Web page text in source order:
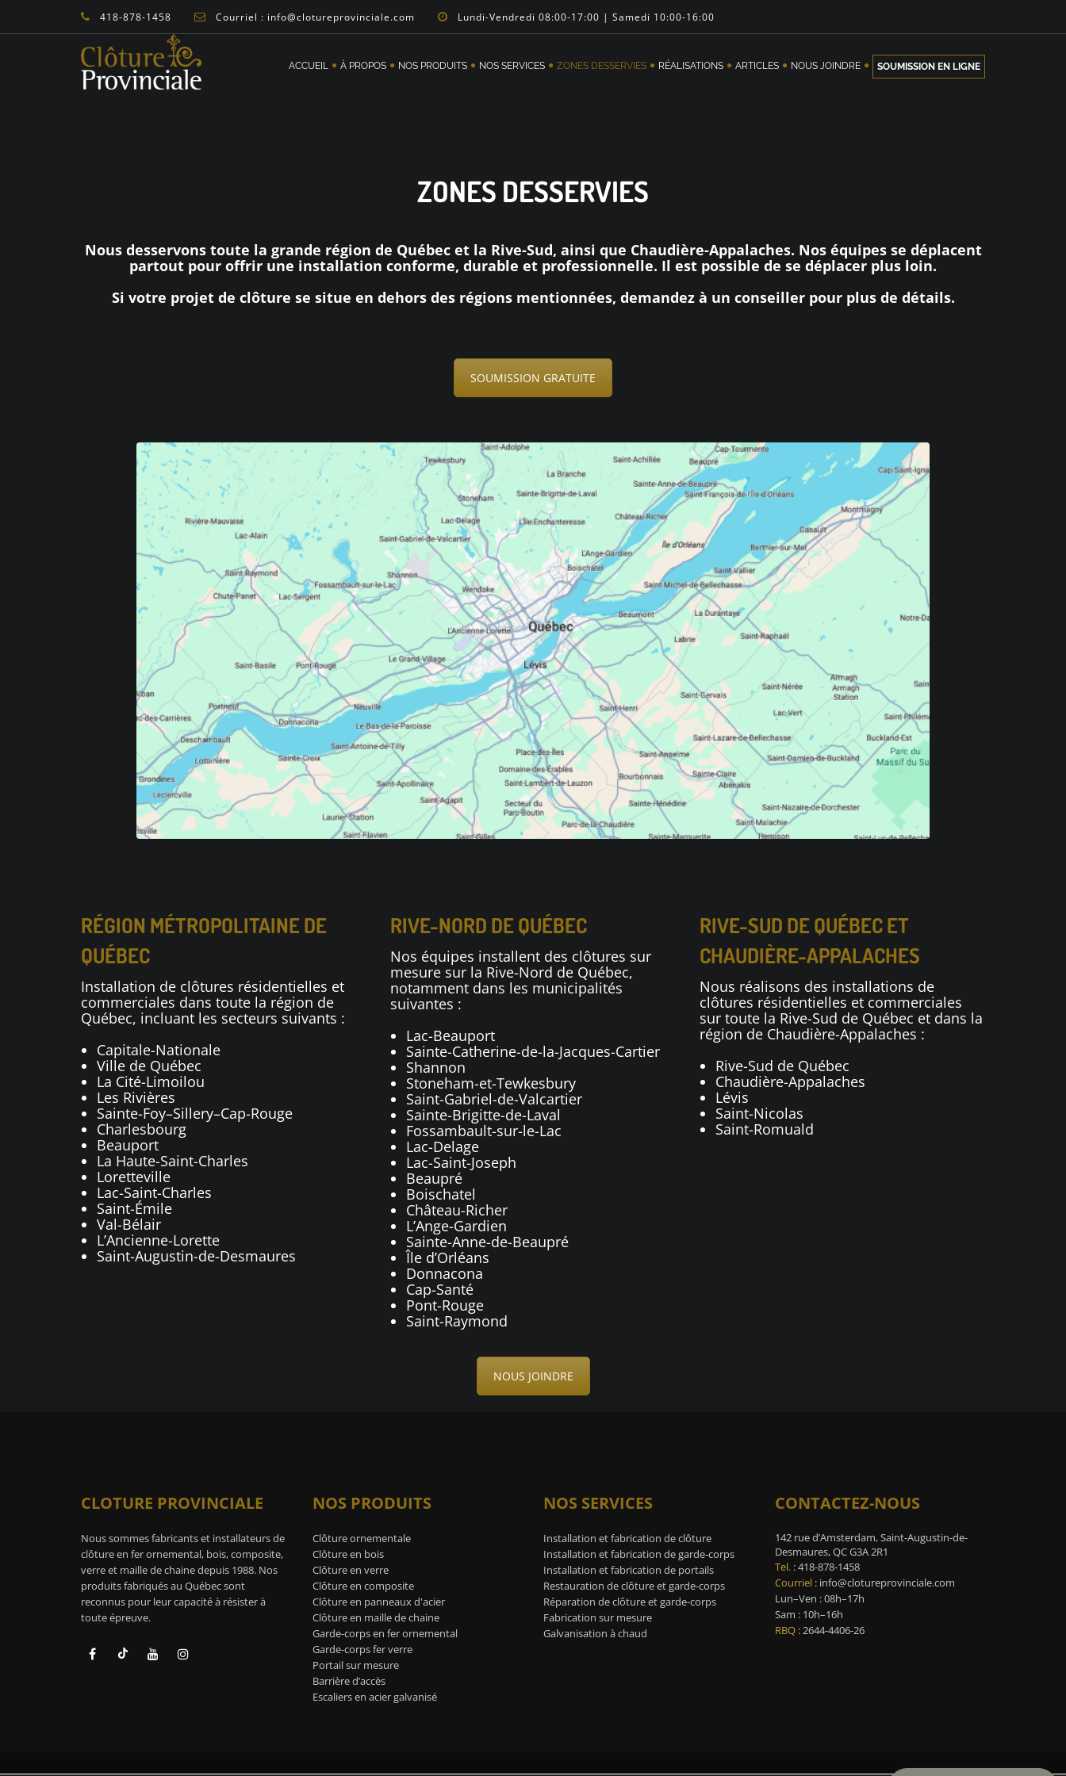
418-878-1458 Courriel : info@clotureprovinciale.com Lundi-Vendredi 08:00-17:00 | Samedi 10:00-16:00
ACCUEIL À PROPOS NOS PRODUITS NOS SERVICES ZONES DESSERVIES RÉALISATIONS ARTICLES NOUS JOINDRE SOUMISSION EN LIGNE
ZONES DESSERVIES
Nous desservons toute la grande région de Québec et la Rive-Sud, ainsi que Chaudière-Appalaches. Nos équipes se déplacent
partout pour offrir une installation conforme, durable et professionnelle. Il est possible de se déplacer plus loin.
Si votre projet de clôture se situe en dehors des régions mentionnées, demandez à un conseiller pour plus de détails.
SOUMISSION GRATUITE
RÉGION MÉTROPOLITAINE DE
QUÉBEC
Installation de clôtures résidentielles et
commerciales dans toute la région de
Québec, incluant les secteurs suivants :
Capitale-Nationale
Ville de Québec
La Cité-Limoilou
Les Rivières
Sainte-Foy–Sillery–Cap-Rouge
Charlesbourg
Beauport
La Haute-Saint-Charles
Loretteville
Lac-Saint-Charles
Saint-Émile
Val-Bélair
L’Ancienne-Lorette
Saint-Augustin-de-Desmaures
RIVE-NORD DE QUÉBEC
Nos équipes installent des clôtures sur
mesure sur la Rive-Nord de Québec,
notamment dans les municipalités
suivantes :
Lac-Beauport
Sainte-Catherine-de-la-Jacques-Cartier
Shannon
Stoneham-et-Tewkesbury
Saint-Gabriel-de-Valcartier
Sainte-Brigitte-de-Laval
Fossambault-sur-le-Lac
Lac-Delage
Lac-Saint-Joseph
Beaupré
Boischatel
Château-Richer
L’Ange-Gardien
Sainte-Anne-de-Beaupré
Île d’Orléans
Donnacona
Cap-Santé
Pont-Rouge
Saint-Raymond
RIVE-SUD DE QUÉBEC ET
CHAUDIÈRE-APPALACHES
Nous réalisons des installations de
clôtures résidentielles et commerciales
sur toute la Rive-Sud de Québec et dans la
région de Chaudière-Appalaches :
Rive-Sud de Québec
Chaudière-Appalaches
Lévis
Saint-Nicolas
Saint-Romuald
NOUS JOINDRE
CLOTURE PROVINCIALE
Nous sommes fabricants et installateurs de
clôture en fer ornemental, bois, composite,
verre et maille de chaine depuis 1988. Nos
produits fabriqués au Québec sont
reconnus pour leur capacité à résister à
toute épreuve.
NOS PRODUITS
Clôture ornementale
Clôture en bois
Clôture en verre
Clôture en composite
Clôture en panneaux d'acier
Clôture en maille de chaine
Garde-corps en fer ornemental
Garde-corps fer verre
Portail sur mesure
Barrière d’accès
Escaliers en acier galvanisé
NOS SERVICES
Installation et fabrication de clôture
Installation et fabrication de garde-corps
Installation et fabrication de portails
Restauration de clôture et garde-corps
Réparation de clôture et garde-corps
Fabrication sur mesure
Galvanisation à chaud
CONTACTEZ-NOUS
142 rue d’Amsterdam, Saint-Augustin-de-
Desmaures, QC G3A 2R1
Tel.:418-878-1458
Courriel: info@clotureprovinciale.com
Lun–Ven : 08h–17h
Sam : 10h–16h
RBQ: 2644-4406-26